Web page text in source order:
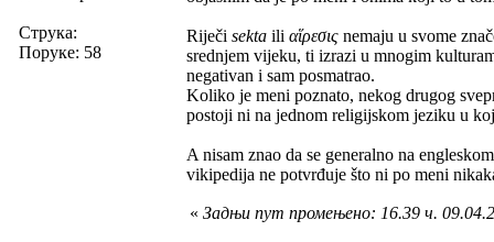
Струка:
Поруке: 58
Riječi sekta ili αἵρεσις nemaju u svome
srednjem vijeku, ti izrazi u mnogim
negativan i sam posmatrao.
Koliko je meni poznato, nekog drugog
postoji ni na jednom religijskom jeziku u
A nisam znao da se generalno na
vikipedija ne potvrđuje što ni po meni
« Задњи пут промењено: 16.39 ч.